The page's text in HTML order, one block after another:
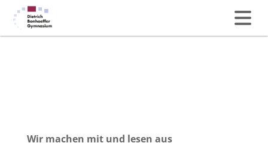
Wir machen mit und lesen aus